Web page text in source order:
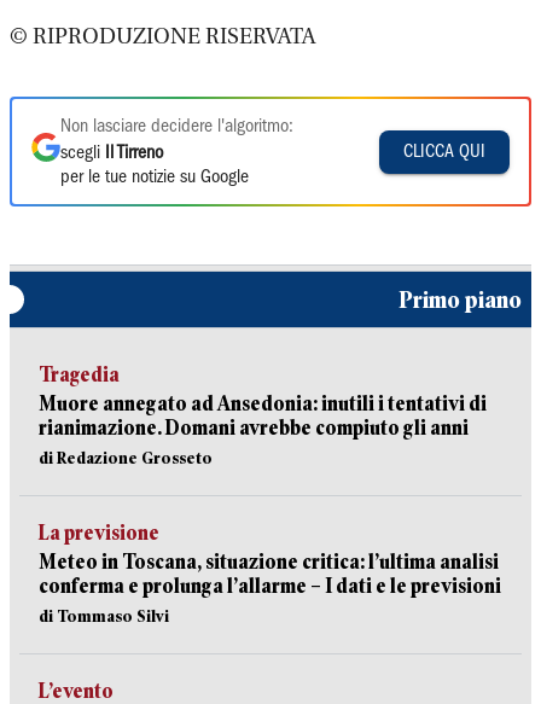
© RIPRODUZIONE RISERVATA
Non lasciare decidere l'algoritmo:
scegli
Il Tirreno
per le tue notizie su Google
CLICCA QUI
Primo piano
Tragedia
Muore annegato ad Ansedonia: inutili i tentativi di
rianimazione. Domani avrebbe compiuto gli anni
di Redazione Grosseto
La previsione
Meteo in Toscana, situazione critica: l’ultima analisi
conferma e prolunga l’allarme – I dati e le previsioni
di Tommaso Silvi
L’evento